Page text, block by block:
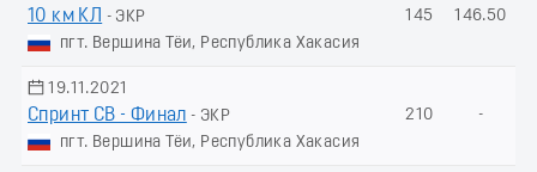
10 км КЛ
- ЭКР
пгт. Вершина Тёи, Республика Хакасия
145 146.50
19.11.2021
Спринт СВ - Финал - ЭКР
пгт. Вершина Тёи, Республика Хакасия
210 -